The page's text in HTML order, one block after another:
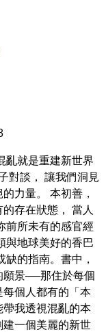
亂就是重建新世界
對談， 讓我們洞見
力量。 本初善，
存在狀態， 當人
前所未有的感官經
與地球美好的香巴
的指南。書中，
願景──那住於每個
每個人都有的「本
我透視混亂的本
一個美麗的新世